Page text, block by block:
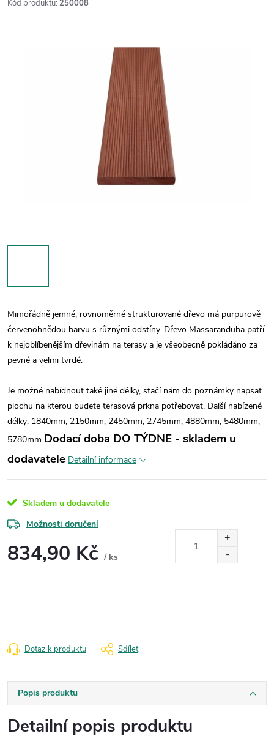
Kód produktu: 250008
Mimořádně jemné, rovnoměrné strukturované dřevo má purpurově
červenohnědou barvu s různými odstíny. Dřevo Massaranduba patří
k nejoblíbenějším dřevinám na terasy a je všeobecně pokládáno za
pevné a velmi tvrdé.
Je možné nabídnout také jiné délky, stačí nám do poznámky napsat
plochu na kterou budete terasová prkna potřebovat. Další nabízené
délky: 1840mm, 2150mm, 2450mm, 2745mm, 4880mm, 5480mm,
5780mm Dodací doba DO TÝDNE - skladem u
dodavatele Detailní informace
Skladem u dodavatele
Možnosti doručení
834,90 Kč / ks
Dotaz k produktu Sdílet
Popis produktu
Detailní popis produktu